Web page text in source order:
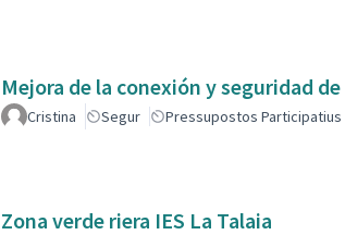
Cristina Segur Pressupostos Participatius
Zona verde riera IES La Talaia